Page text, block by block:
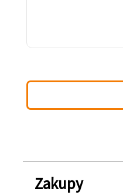
Zakupy